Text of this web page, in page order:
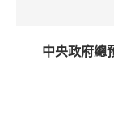
中央政府